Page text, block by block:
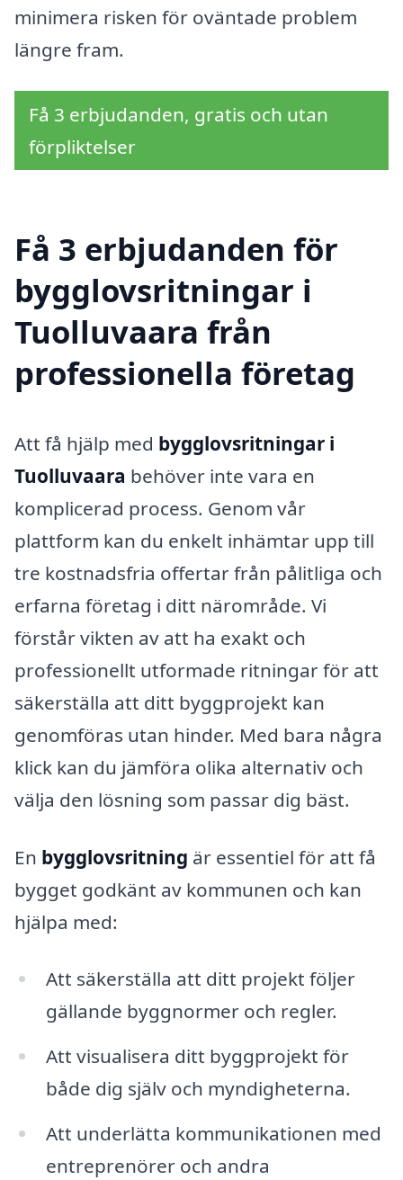
minimera risken för oväntade problem
längre fram.
Få 3 erbjudanden, gratis och utan
förpliktelser
Få 3 erbjudanden för
bygglovsritningar i
Tuolluvaara från
professionella företag
Att få hjälp med bygglovsritningar i
Tuolluvaara behöver inte vara en
komplicerad process. Genom vår
plattform kan du enkelt inhämtar upp till
tre kostnadsfria offertar från pålitliga och
erfarna företag i ditt närområde. Vi
förstår vikten av att ha exakt och
professionellt utformade ritningar för att
säkerställa att ditt byggprojekt kan
genomföras utan hinder. Med bara några
klick kan du jämföra olika alternativ och
välja den lösning som passar dig bäst.
En bygglovsritning är essentiel för att få
bygget godkänt av kommunen och kan
hjälpa med:
Att säkerställa att ditt projekt följer
gällande byggnormer och regler.
Att visualisera ditt byggprojekt för
både dig själv och myndigheterna.
Att underlätta kommunikationen med
entreprenörer och andra